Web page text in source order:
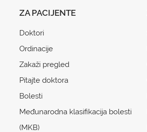
ZA PACIJENTE
Doktori
Ordinacije
Zakaži pregled
Pitajte doktora
Bolesti
Međunarodna klasifikacija bolesti
(MKB)